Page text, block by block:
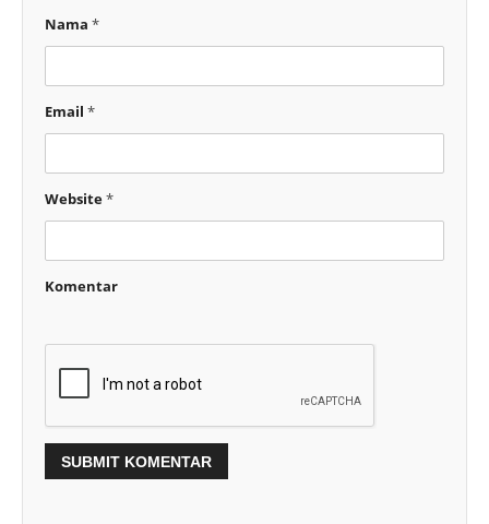
Nama *
Email *
Website*
Komentar